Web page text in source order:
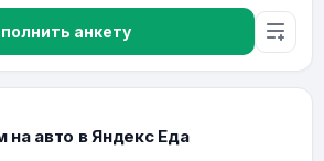
анкету
на авто в Яндекс Еда